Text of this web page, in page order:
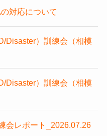
対応について
Disaster）訓練会（相模
Disaster）訓練会（相模
会レポート_2026.07.26